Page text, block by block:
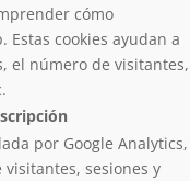
cómo
cookies ayudan a
el número de visitantes,
por Google Analytics,
sesiones y